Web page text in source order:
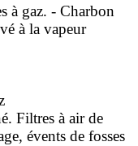
à gaz. - Charbon
à la vapeur
Filtres à air de
évents de fosses